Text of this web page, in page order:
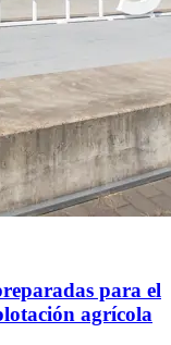
para el
agrícola